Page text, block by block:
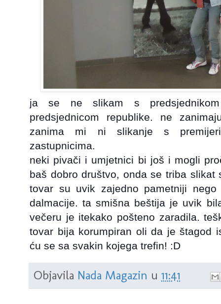
ja se ne slikam s predsjednikom
predsjednicom republike. ne
zanima mi ni slikanje s
zastupnicima.
neki pivači i umjetnici bi još i mogli
baš dobro društvo, onda se triba
tovar su uvik zajedno pametniji
dalmacije. ta smišna beštija je uvik
večeru je itekako pošteno zaradila.
tovar bija korumpiran oli da je štagod
ću se sa svakin kojega trefin! :D
Objavila Nada Magazin u 11:41